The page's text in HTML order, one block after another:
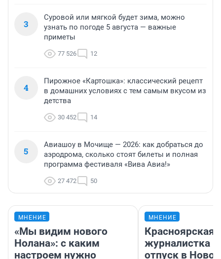
3
Суровой или мягкой будет зима, можно
узнать по погоде 5 августа — важные
приметы
77 526 12
4
Пирожное «Картошка»: классический рецепт
в домашних условиях с тем самым вкусом из
детства
30 452 14
5
Авиашоу в Мочище — 2026: как добраться до
аэродрома, сколько стоят билеты и полная
программа фестиваля «Вива Авиа!»
27 472 50
МНЕНИЕ
«Мы видим нового
Нолана»: с каким
настроем нужно
МНЕНИЕ
Красноярская
журналистка
отпуск в